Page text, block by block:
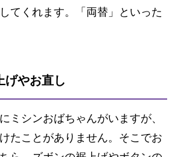
てくれます。「両替」といった
げやお直し
ミシンおばちゃんがいますが、
たことがありません。そこでお